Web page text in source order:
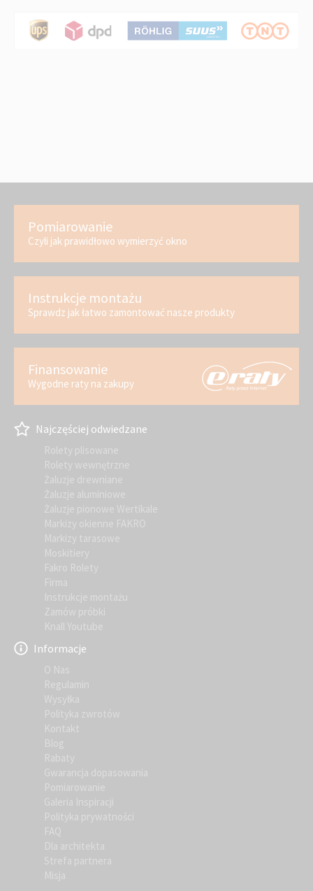
Pomiarowanie
Czyli jak prawidłowo wymierzyć okno
Instrukcje montażu
Sprawdz jak łatwo zamontować nasze produkty
Finansowanie
Wygodne raty na zakupy
Najczęściej odwiedzane
Rolety plisowane
Rolety wewnętrzne
Żaluzje drewniane
Żaluzje aluminiowe
Żaluzje pionowe Wertikale
Markizy okienne FAKRO
Markizy tarasowe
Moskitiery
Fakro Rolety
Firma
Instrukcje montażu
Zamów próbki
Knall Youtube
Informacje
O Nas
Regulamin
Wysyłka
Polityka zwrotów
Kontakt
Blog
Rabaty
Gwarancja dopasowania
Pomiarowanie
Galeria Inspiracji
Polityka prywatności
FAQ
Dla architekta
Strefa partnera
Misja